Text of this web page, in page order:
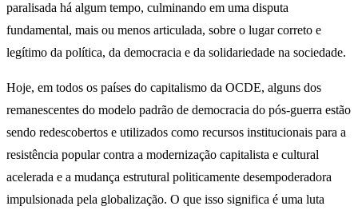
paralisada há algum tempo, culminando em uma disputa
fundamental, mais ou menos articulada, sobre o lugar correto e
legítimo da política, da democracia e da solidariedade na sociedade.
Hoje, em todos os países do capitalismo da OCDE, alguns dos
remanescentes do modelo padrão de democracia do pós-guerra estão
sendo redescobertos e utilizados como recursos institucionais para a
resistência popular contra a modernização capitalista e cultural
acelerada e a mudança estrutural politicamente desempoderadora
impulsionada pela globalização. O que isso significa é uma luta